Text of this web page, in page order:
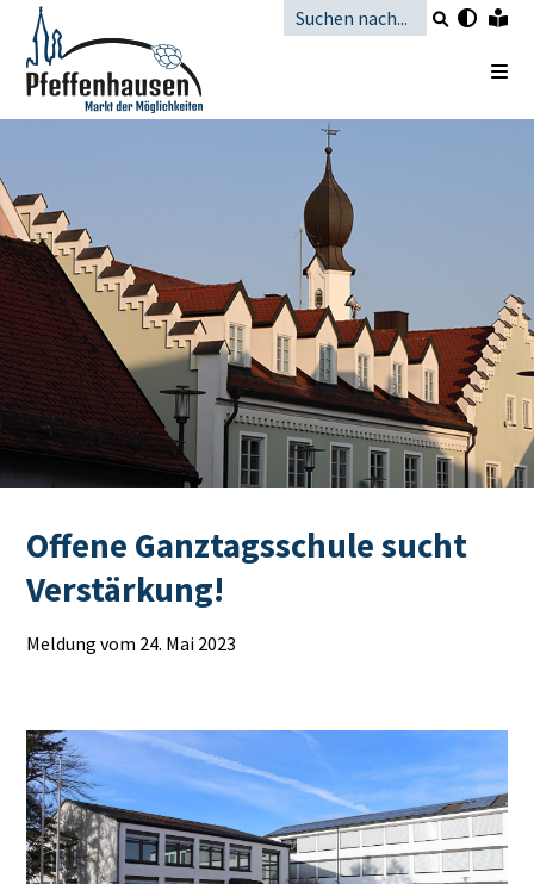
Offene Ganztagsschule sucht
Verstärkung!
Meldung vom 24. Mai 2023